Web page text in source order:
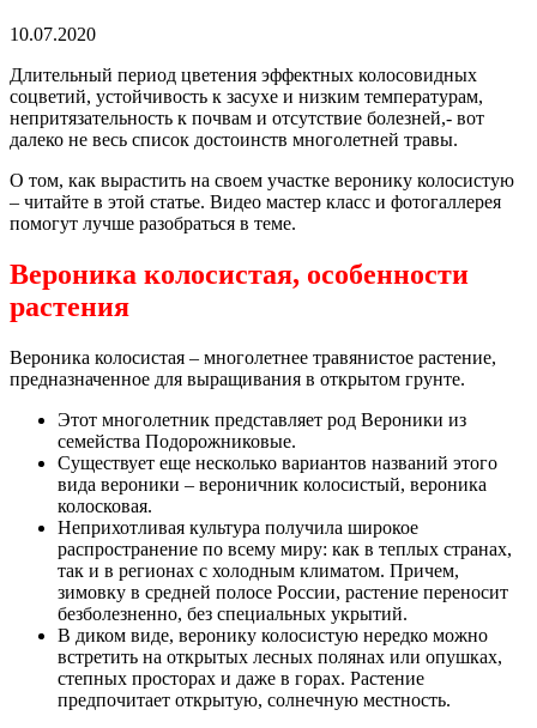
10.07.2020
Длительный период цветения эффектных колосовидных
соцветий, устойчивость к засухе и низким температурам,
непритязательность к почвам и отсутствие болезней,- вот
далеко не весь список достоинств многолетней травы.
О том, как вырастить на своем участке веронику колосистую
– читайте в этой статье. Видео мастер класс и фотогаллерея
помогут лучше разобраться в теме.
Вероника колосистая, особенности
растения
Вероника колосистая – многолетнее травянистое растение,
предназначенное для выращивания в открытом грунте.
Этот многолетник представляет род Вероники из
семейства Подорожниковые.
Существует еще несколько вариантов названий этого
вида вероники – вероничник колосистый, вероника
колосковая.
Неприхотливая культура получила широкое
распространение по всему миру: как в теплых странах,
так и в регионах с холодным климатом. Причем,
зимовку в средней полосе России, растение переносит
безболезненно, без специальных укрытий.
В диком виде, веронику колосистую нередко можно
встретить на открытых лесных полянах или опушках,
степных просторах и даже в горах. Растение
предпочитает открытую, солнечную местность.